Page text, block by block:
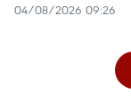
04/08/2026 09:26